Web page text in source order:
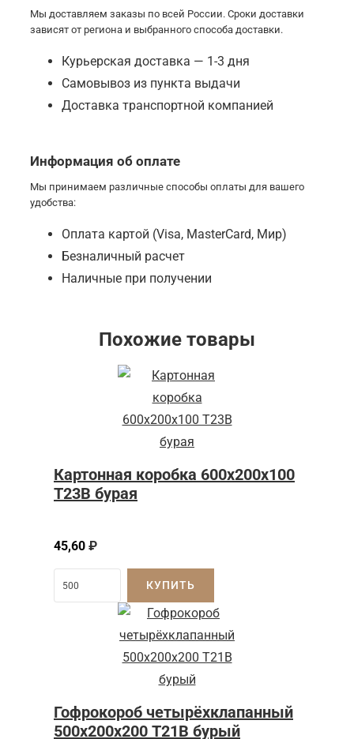
Мы доставляем заказы по всей России. Сроки доставки
зависят от региона и выбранного способа доставки.
Курьерская доставка — 1-3 дня
Самовывоз из пункта выдачи
Доставка транспортной компанией
Информация об оплате
Мы принимаем различные способы оплаты для вашего
удобства:
Оплата картой (Visa, MasterCard, Мир)
Безналичный расчет
Наличные при получении
Похожие товары
Картонная коробка 600x200x100
Т23B бурая
45,60 ₽
КУПИТЬ
Гофрокороб четырёхклапанный
500х200х200 Т21В бурый